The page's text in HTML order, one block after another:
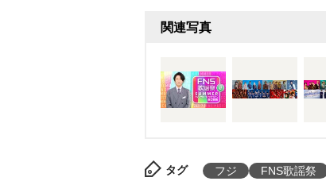
関連写真
タグ フジ FNS歌謡祭